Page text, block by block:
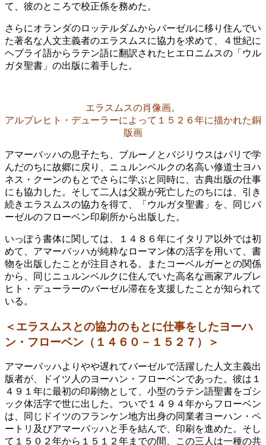
て、彼のところで校正係を務めた。
さらにオランダのロッテルダムからバーゼルに移り住んでい
た著名な人文主義者のエラスムスに協力を求めて、４世紀に
ヘブライ語からラテン語に翻訳されたヒエロニムスの「ウル
ガタ聖書」の出版に着手した。
エラスムスの肖像画。
アルブレヒト・デューラーによって１５２６年に描かれた銅
版画
アマーバッハの息子たち、ブルーノとバジリウスはパリで学
んだのちに故郷に戻り、ニュルンベルクの名高い修道士ヨハ
ネス・クーンのもとでさらに学ぶと同時に、古典出版の仕事
にも協力した。そして二人は父親が死亡したのちには、引き
続きエラスムスの協力を得て、「ウルガタ聖書」を、同じバ
ーゼルのフローベン印刷所から出版した。
いっぽう書体に関しては、１４８６年にイタリア以外では初
めて、アマーバッハが純粋なローマン体の活字を用いて、書
物を出版したことが注目される。またコーベルガーとの関係
から、同じニュルンベルクに住んでいた高名な画家アルブレ
ヒト・デューラーのバーゼル滞在を支援したことが知られて
いる。
＜エラスムスとの協力のもとに仕事をしたヨーハ
ン・フローベン（１４６０－１５２７）＞
アマーバッハよりやや遅れてバーゼルで活躍した人文主義出
版者が、ドイツ人のヨーハン・フローベンであった。彼は１
４９１年に最初の印刷物として、小型のラテン語聖書をゴシ
ック体活字で世に出した。ついで１４９４年からフローベン
は、同じドイツのフランケン地方出身の同業者ヨーハン・ペ
ートリ及びアマーバッハと手を結んで、印刷を進めた。そし
て１５０２年から１５１２年までの間、この三人は一種の共